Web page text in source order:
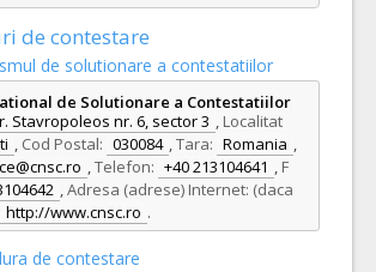
de contestare
de solutionare a contestatiilor
de Solutionare a Contestatiilor
Stavropoleos nr. 6, sector 3 , Localitat
, Cod Postal: 030084 ,Tara: Romania ,
,Telefon: +40 213104641 , F
,Adresa (adrese) Internet: (daca
http://www.cnsc.ro .
de contestare